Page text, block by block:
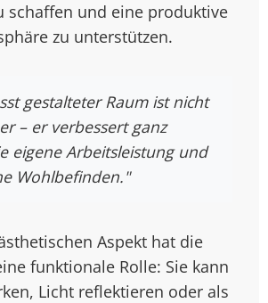
schaffen und eine produktive
zu unterstützen.
gestalteter Raum ist nicht
– er verbessert ganz
eigene Arbeitsleistung und
Wohlbefinden."
Aspekt hat die
funktionale Rolle: Sie kann
Licht reflektieren oder als